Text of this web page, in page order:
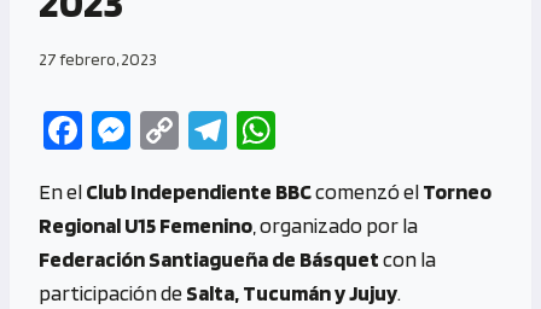
27 febrero, 2023
Fa
b
o
o
M
se
n
g
C
py
Li
n
Te
gr
a
m
at
s
A
En elClub Independiente BBCcomenzó elTorneo
Regional U15 Femenino , organizado por la
Federación Santiagueña de Básquetcon la
participación deSalta, Tucumán y Jujuy.